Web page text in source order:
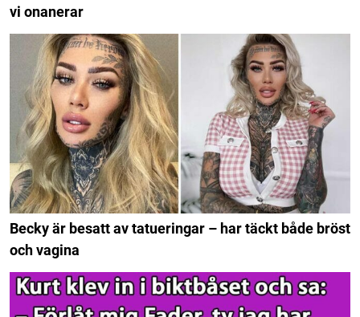
vi onanerar
Becky är besatt av tatueringar – har täckt både bröst
och vagina